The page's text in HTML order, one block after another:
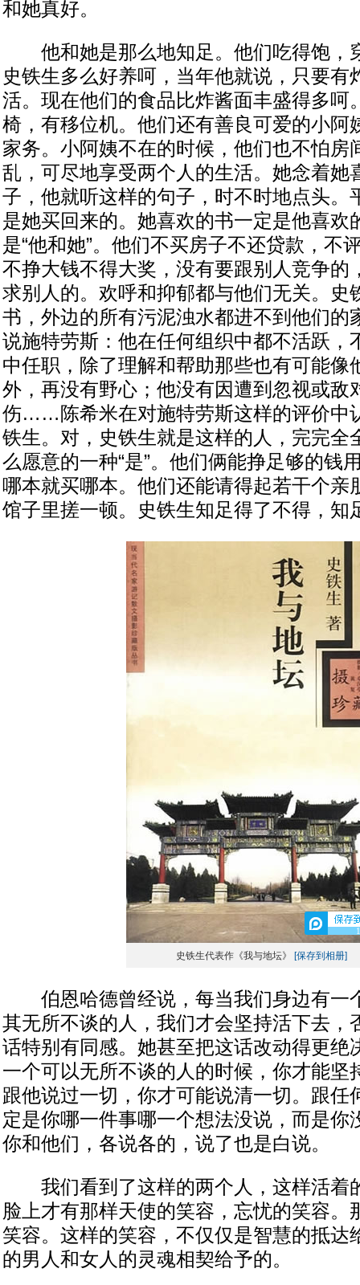
和她真好。
他和她是那么地知足。他们吃得饱，
史铁生多么好养呵，当年他就说，只要有
活。现在他们的食品比炸酱面丰盛得多呵
椅，有移位机。他们还有善良可爱的小阿
家务。小阿姨不在的时候，他们也不怕房
乱，可尽地享受两个人的生活。她念着她
子，他就听这样的句子，时不时地点头。
是她买回来的。她喜欢的书一定是他喜欢
是“他和她”。他们不买房子不还贷款，不
不挣大钱不得大奖，没有要跟别人竞争的
求别人的。欢呼和抑郁都与他们无关。史
书，外边的所有污泥浊水都进不到他们的
说施特劳斯：他在任何组织中都不活跃，
中任职，除了理解和帮助那些也有可能像
外，再没有野心；他没有因遭到忽视或敌
伤……陈希米在对施特劳斯这样的评价中
铁生。对，史铁生就是这样的人，完完全
么愿意的一种“是”。他们俩能挣足够的钱
哪本就买哪本。他们还能请得起若干个亲
馆子里搓一顿。史铁生知足得了不得，知
1
史铁生代表作《我与地坛》 [保存到相册]
伯恩哈德曾经说，每当我们身边有一
其无所不谈的人，我们才会坚持活下去，
话特别有同感。她甚至把这话改动得更绝
一个可以无所不谈的人的时候，你才能坚
跟他说过一切，你才可能说清一切。跟任
定是你哪一件事哪一个想法没说，而是你
你和他们，各说各的，说了也是白说。
我们看到了这样的两个人，这样活着
脸上才有那样天使的笑容，忘忧的笑容。
笑容。这样的笑容，不仅仅是智慧的抵达
的男人和女人的灵魂相契给予的。